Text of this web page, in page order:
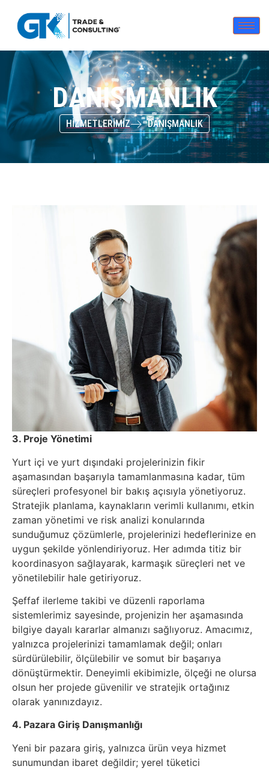
DANIŞMANLIK
HİZMETLERİMİZ DANIŞMANLIK
3. Proje Yönetimi
Yurt içi ve yurt dışındaki projelerinizin fikir
aşamasından başarıyla tamamlanmasına kadar, tüm
süreçleri profesyonel bir bakış açısıyla yönetiyoruz.
Stratejik planlama, kaynakların verimli kullanımı, etkin
zaman yönetimi ve risk analizi konularında
sunduğumuz çözümlerle, projelerinizi hedeflerinize en
uygun şekilde yönlendiriyoruz. Her adımda titiz bir
koordinasyon sağlayarak, karmaşık süreçleri net ve
yönetilebilir hale getiriyoruz.
Şeffaf ilerleme takibi ve düzenli raporlama
sistemlerimiz sayesinde, projenizin her aşamasında
bilgiye dayalı kararlar almanızı sağlıyoruz. Amacımız,
yalnızca projelerinizi tamamlamak değil; onları
sürdürülebilir, ölçülebilir ve somut bir başarıya
dönüştürmektir. Deneyimli ekibimizle, ölçeği ne olursa
olsun her projede güvenilir ve stratejik ortağınız
olarak yanınızdayız.
4. Pazara Giriş Danışmanlığı
Yeni bir pazara giriş, yalnızca ürün veya hizmet
sunumundan ibaret değildir; yerel tüketici